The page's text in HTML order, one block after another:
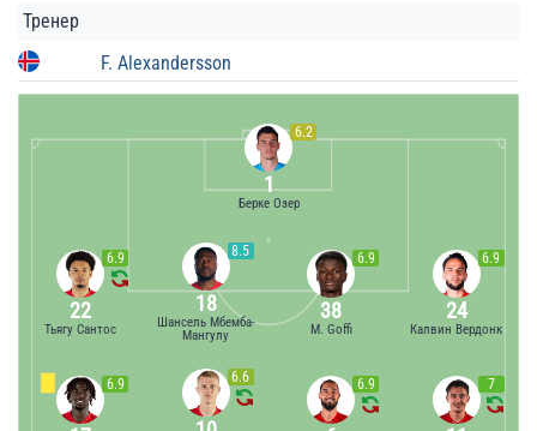
Тренер
F. Alexandersson
6.2
1
Берке Озер
6.9
24
Калвин Вердонк
6.9
38
M. Goffi
8.5
18
Шансель Мбемба-
Мангулу
6.9
22
Тьягу Сантос
7
6.9
6.6
6.9